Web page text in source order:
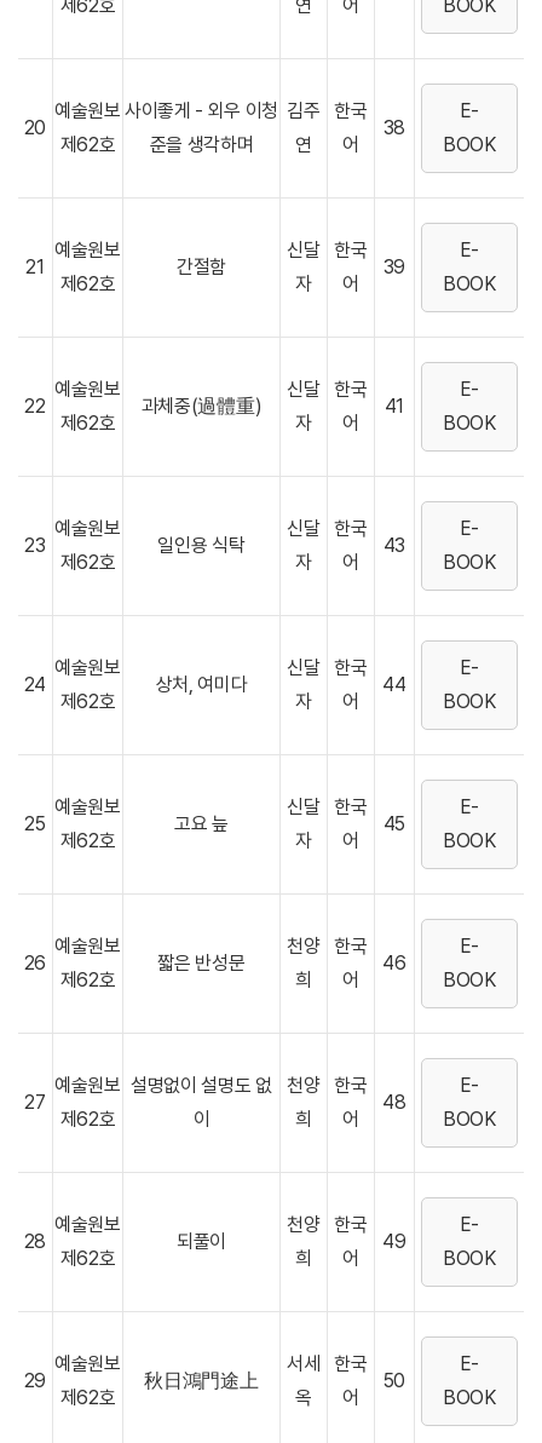
제62호 연 어 BOOK
20
예술원보
제62호
사이좋게 - 외우 이청
준을 생각하며
김주
연
한국
어
38
E-
BOOK
21
예술원보
제62호
간절함
신달
자
한국
어
39
E-
BOOK
22
예술원보
제62호
과체중(過體重)
신달
자
한국
어
41
E-
BOOK
23
예술원보
제62호
일인용 식탁
신달
자
한국
어
43
E-
BOOK
24
예술원보
제62호
상처, 여미다
신달
자
한국
어
44
E-
BOOK
25
예술원보
제62호
고요 늪
신달
자
한국
어
45
E-
BOOK
26
예술원보
제62호
짧은 반성문
천양
희
한국
어
46
E-
BOOK
27
예술원보
제62호
설명없이 설명도 없
이
천양
희
한국
어
48
E-
BOOK
28
예술원보
제62호
되풀이
천양
희
한국
어
49
E-
BOOK
29
예술원보
제62호
秋日鴻門途上
서세
옥
한국
어
50
E-
BOOK